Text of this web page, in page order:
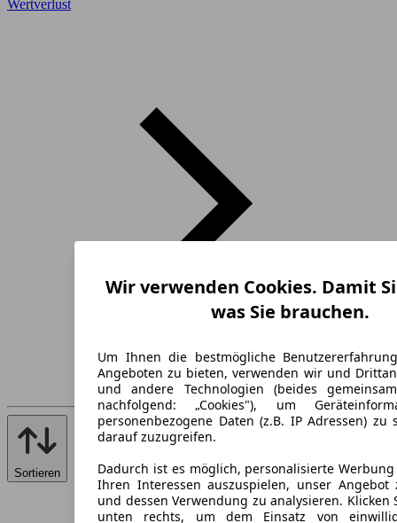
Wir verwenden Cookies. Damit
was Sie brauchen.
Um Ihnen die bestmögliche
Angeboten zu bieten, verwenden wir und
und andere Technologien (beides
nachfolgend: „Cookies"), um
personenbezogene Daten (z.B. IP Adressen) zu
darauf zuzugreifen.
Dadurch ist es möglich, personalisierte
Ihren Interessen auszuspielen, unser Angebot
und dessen Verwendung zu analysieren. Klicken
unten rechts, um dem Einsatz von
Wertverlust
Sortieren